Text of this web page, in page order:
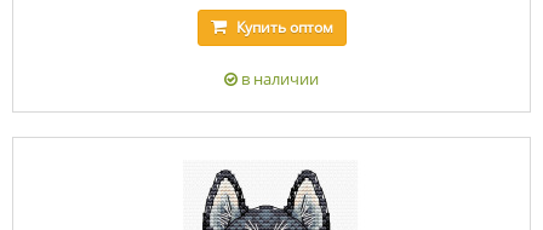
Купитьоптом
в наличии